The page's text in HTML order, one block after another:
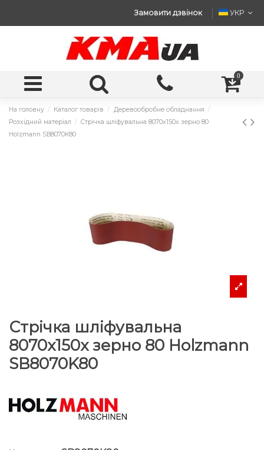
Замовити дзвінок УКР
0
На головну Каталог товарів
Деревообробне обладнання
Розхідний матеріал
Стрічка шліфувальна 8070x150x зерно 80
Holzmann SB8070K80
Стрічка шліфувальна
8070x150x зерно 80 Holzmann
SB8070K80